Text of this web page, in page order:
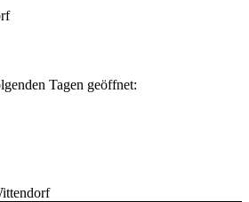
Tagen geöffnet: